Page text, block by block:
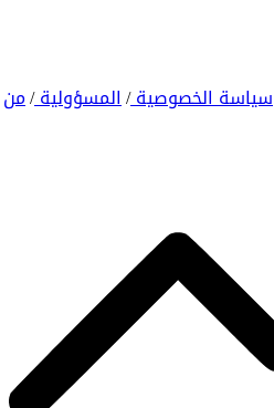
سياسة الخصوصية/ المسؤولية/ من